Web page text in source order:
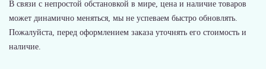
В связи с непростой обстановкой в мире, цена и наличие товаров
может динамично меняться, мы не успеваем быстро обновлять.
Пожалуйста, перед оформлением заказа уточнять его стоимость и
наличие.